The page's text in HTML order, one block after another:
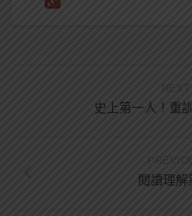
NEXT
史上第一人！重
閱讀理解